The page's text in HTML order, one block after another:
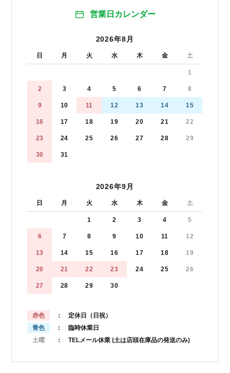
営業日カレンダー
2026年8月
日 月 火 水 木 金 土
1
2 3 4 5 6 7 8
9 10 11 12 13 14 15
16 17 18 19 20 21 22
23 24 25 26 27 28 29
30 31
2026年9月
日 月 火 水 木 金 土
1 2 3 4 5
6 7 8 9 10 11 12
13 14 15 16 17 18 19
20 21 22 23 24 25 26
27 28 29 30
赤色
： 定休日（日祝）
青色
： 臨時休業日
土曜
： TELメール休業 (土は店頭在庫品の発送のみ)